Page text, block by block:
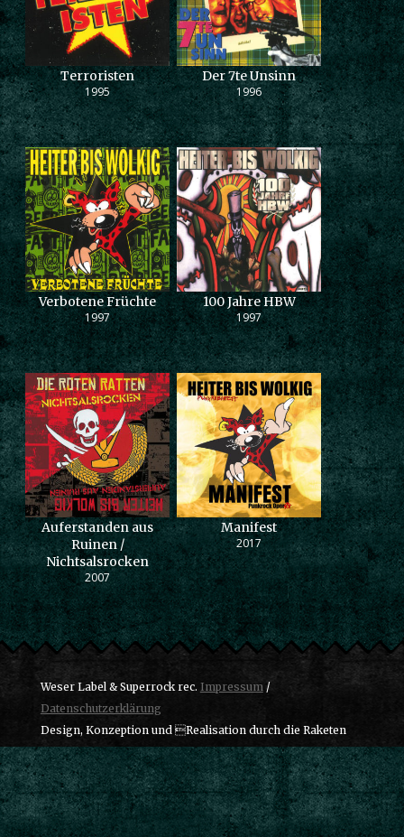
Terroristen
1995
Der 7te Unsinn
1996
Verbotene Früchte
1997
100 Jahre HBW
1997
Auferstanden aus
Ruinen /
Nichtsalsrocken
2007
Manifest
2017
Weser Label & Superrock rec. Impressum/
Datenschutzerklärung
Design, Konzeption und Realisation durch die Raketen